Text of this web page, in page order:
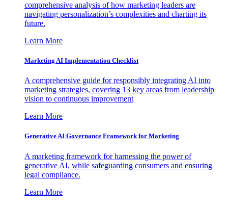
comprehensive analysis of how marketing leaders are
navigating personalization’s complexities and charting its
future.
Learn More
Marketing AI Implementation Checklist
A comprehensive guide for responsibly integrating AI into
marketing strategies, covering 13 key areas from leadership
vision to continuous improvement
Learn More
Generative AI Governance Framework for Marketing
A marketing framework for harnessing the power of
generative AI, while safeguarding consumers and ensuring
legal compliance.
Learn More